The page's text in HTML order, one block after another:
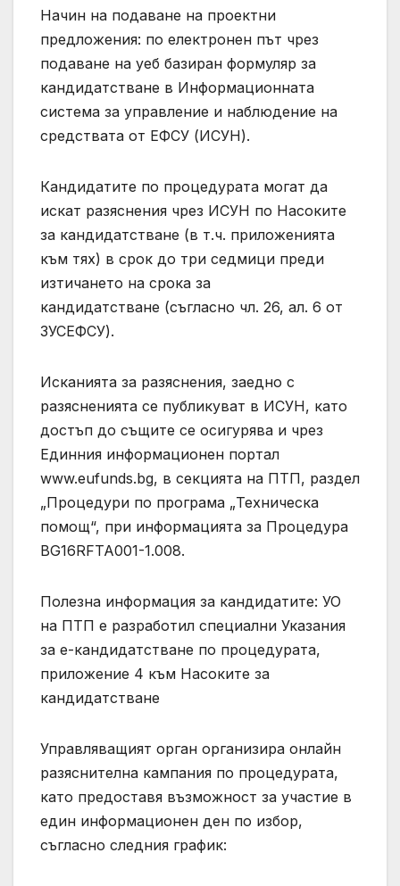
Начин на подаване на проектни
предложения: по електронен път чрез
подаване на уеб базиран формуляр за
кандидатстване в Информационната
система за управление и наблюдение на
средствата от ЕФСУ (ИСУН).
Кандидатите по процедурата могат да
искат разяснения чрез ИСУН по Насоките
за кандидатстване (в т.ч. приложенията
към тях) в срок до три седмици преди
изтичането на срока за
кандидатстване (съгласно чл. 26, ал. 6 от
ЗУСЕФСУ).
Исканията за разяснения, заедно с
разясненията се публикуват в ИСУН, като
достъп до същите се осигурява и чрез
Единния информационен портал
www.eufunds.bg, в секцията на ПТП, раздел
„Процедури по програма „Техническа
помощ“, при информацията за Процедура
BG16RFTA001-1.008.
Полезна информация за кандидатите: УО
на ПТП е разработил специални Указания
за е-кандидатстване по процедурата,
приложение 4 към Насоките за
кандидатстване
Управляващият орган организира онлайн
разяснителна кампания по процедурата,
като предоставя възможност за участие в
един информационен ден по избор,
съгласно следния график: